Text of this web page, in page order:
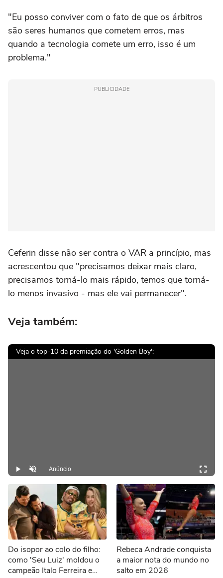
"Eu posso conviver com o fato de que os árbitros
são seres humanos que cometem erros, mas
quando a tecnologia comete um erro, isso é um
problema."
PUBLICIDADE
Ceferin disse não ser contra o VAR a princípio, mas
acrescentou que "precisamos deixar mais claro,
precisamos torná-lo mais rápido, temos que torná-
lo menos invasivo - mas ele vai permanecer".
Veja também:
Veja o top-10 da premiação do 'Golden Boy':
Play DesmutarAnúncio
Do isopor ao colo do filho:
como 'Seu Luiz' moldou o
campeão Italo Ferreira e
Rebeca Andrade conquista
a maior nota do mundo no
salto em 2026